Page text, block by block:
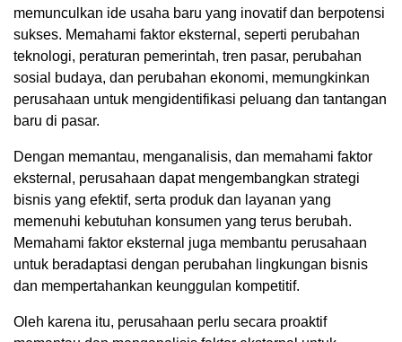
memunculkan ide usaha baru yang inovatif dan berpotensi
sukses. Memahami faktor eksternal, seperti perubahan
teknologi, peraturan pemerintah, tren pasar, perubahan
sosial budaya, dan perubahan ekonomi, memungkinkan
perusahaan untuk mengidentifikasi peluang dan tantangan
baru di pasar.
Dengan memantau, menganalisis, dan memahami faktor
eksternal, perusahaan dapat mengembangkan strategi
bisnis yang efektif, serta produk dan layanan yang
memenuhi kebutuhan konsumen yang terus berubah.
Memahami faktor eksternal juga membantu perusahaan
untuk beradaptasi dengan perubahan lingkungan bisnis
dan mempertahankan keunggulan kompetitif.
Oleh karena itu, perusahaan perlu secara proaktif